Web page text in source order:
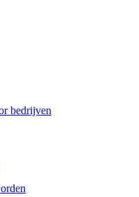
bedrijven